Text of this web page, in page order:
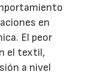
en
El peor
el textil,
a nivel